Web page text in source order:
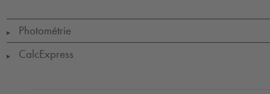
▶ Photométrie
▶ CalcExpress